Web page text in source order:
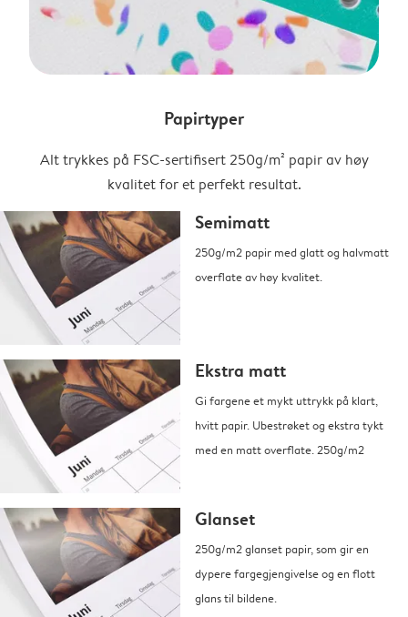
Papirtyper
Alt trykkes på FSC-sertifisert 250g/m² papir av høy
kvalitet for et perfekt resultat.
Semimatt
250g/m2 papir med glatt og halvmatt
overflate av høy kvalitet.
Ekstra matt
Gi fargene et mykt uttrykk på klart,
hvitt papir. Ubestrøket og ekstra tykt
med en matt overflate. 250g/m2
Glanset
250g/m2 glanset papir, som gir en
dypere fargegjengivelse og en flott
glans til bildene.